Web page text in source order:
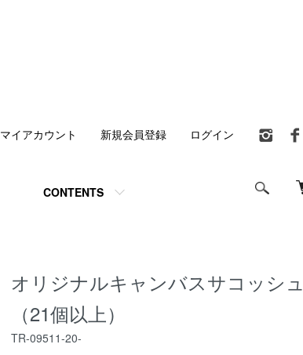
CONTENTS
マイアカウント 新規会員登録 ログイン
オリジナルキャンバスサコッシュ
（21個以上）
TR-09511-20-